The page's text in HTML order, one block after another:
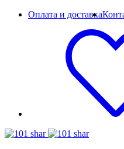
Оплата и доставка